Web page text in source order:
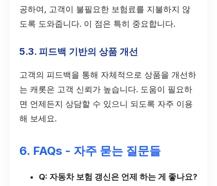
공하여, 고객이 불필요한 보험료를 지불하지 않
도록 도와줍니다. 이 점은 특히 중요합니다.
5.3. 피드백 기반의 상품 개선
고객의 피드백을 통해 자체적으로 상품을 개선하
는 캐롯은 고객 신뢰가 높습니다. 도움이 필요하
면 언제든지 상담할 수 있으니 되도록 자주 이용
해 보세요.
6. FAQs - 자주 묻는 질문들
Q: 자동차 보험 갱신은 언제 하는 게 좋나요?